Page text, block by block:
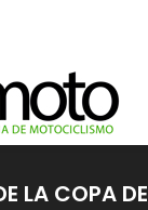
LA COPA